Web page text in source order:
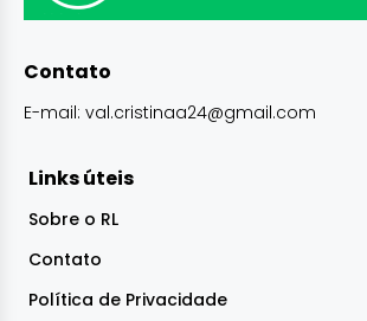
Contato
E-mail: val.cristinaa24@gmail.com
Links úteis
Sobre o RL
Contato
Política de Privacidade